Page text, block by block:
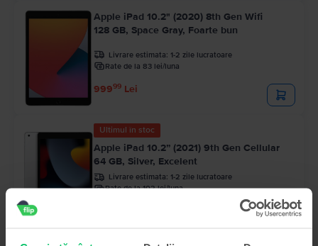
Apple iPad 10.2" (2020) 8th Gen Wifi
128 GB, Space Gray, Foarte bun
Livrare estimata: 1-2 zile lucratoare
Rate de la 83 lei/luna
99999 Lei
Ultimul în stoc
Apple iPad 10.2” (2021) 9th Gen Cellular
64 GB, Silver, Excelent
Livrare estimata: 1-2 zile lucratoare
Rate de la 102 lei/luna